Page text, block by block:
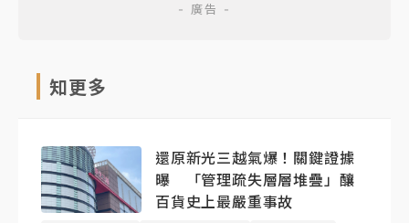
知更多
還原新光三越氣爆！關鍵證據
曝 「管理疏失層層堆疊」釀
百貨史上最嚴重事故